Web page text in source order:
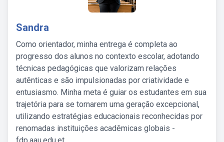
Sandra
Como orientador, minha entrega é completa ao
progresso dos alunos no contexto escolar, adotando
técnicas pedagógicas que valorizam relações
autênticas e são impulsionadas por criatividade e
entusiasmo. Minha meta é guiar os estudantes em sua
trajetória para se tornarem uma geração excepcional,
utilizando estratégias educacionais reconhecidas por
renomadas instituições acadêmicas globais -